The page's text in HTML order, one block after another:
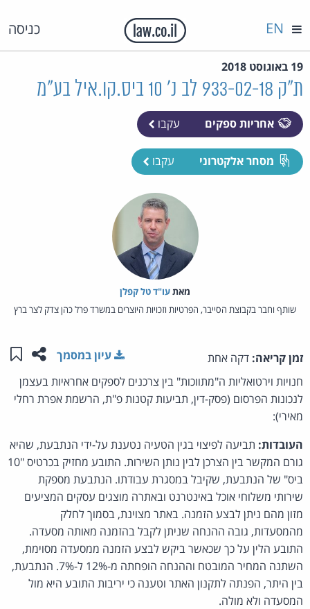
כניסה EN
19 באוגוסט 2018
ת"ק 933-02-18 לב נ' 10 ביס.קו.איל בע"מ
אחריות ספקים עקבו
מסחר אלקטרוני עקבו
מאת‏עו"ד טל קפלן
שותף וחבר בקבוצת הסייבר, הפרטיות וזכויות היוצרים במשרד פרל כהן צדק לצר ברץ
זמן קריאה: דקה אחת שתפו
עיון במסמך
חנויות וירטואליות ה"מתווכות" בין צרכנים לספקים אחראיות בעצמן
לנכונות הפרסום (פסק-דין, תביעות קטנות פ"ת, הרשמת אפרת רחלי
מאירי):
העובדות: תביעה לפיצוי בגין הטעיה נטענת על-ידי הנתבעת, שהיא
גורם המקשר בין הצרכן לבין נותן השירות. התובע מחזיק בכרטיס "10
ביס" של הנתבעת, שקיבל במסגרת עבודתו. הנתבעת מספקת
שירותי משלוחי אוכל באינטרנט ובאתרה מוצגים עסקים המציעים
מזון מהם ניתן לבצע הזמנה. באתר מצוינת, בסמוך לחלק
מהמסעדות, גובה ההנחה שניתן לקבל בהזמנה מאותה מסעדה.
התובע הלין על כך שכאשר ביקש לבצע הזמנה ממסעדה מסוימת,
השתנה המחיר המובטח וההנחה הופחתה מ-12% ל-7%. הנתבעת,
בין היתר, הפנתה לתקנון האתר וטענה כי יריבות התובע היא מול
המסעדה ולא מולה.